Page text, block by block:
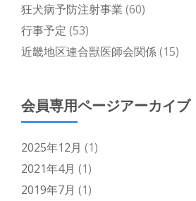
狂犬病予防注射事業 (60)
行事予定 (53)
近畿地区連合獣医師会関係(15)
会員専用ページアーカイブ
2025年12月 (1)
2021年4月 (1)
2019年7月 (1)